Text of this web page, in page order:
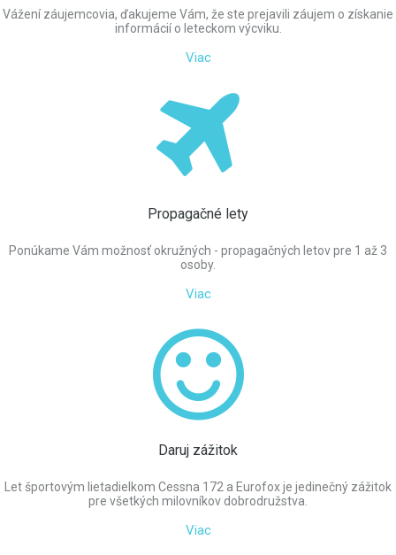
Vážení záujemcovia, ďakujeme Vám, že ste prejavili záujem o získanie
informácií o leteckom výcviku.
Viac
Propagačné lety
Ponúkame Vám možnosť okružných - propagačných letov pre 1 až 3
osoby.
Viac
Daruj zážitok
Let športovým lietadielkom Cessna 172 a Eurofox je jedinečný zážitok
pre všetkých milovníkov dobrodružstva.
Viac